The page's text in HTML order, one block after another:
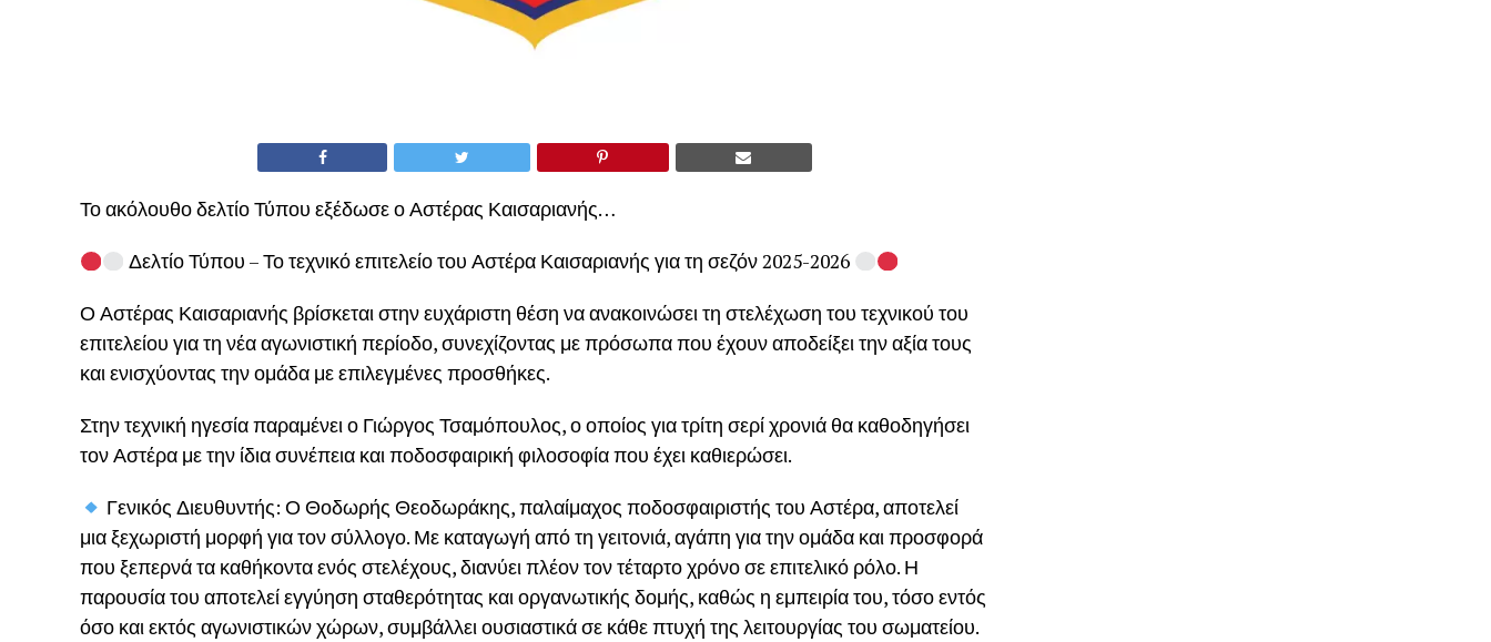
Το ακόλουθο δελτίο Τύπου εξέδωσε ο Αστέρας Καισαριανής…
Δελτίο Τύπου – Το τεχνικό επιτελείο του Αστέρα Καισαριανής για τη σεζόν 2025-2026
Ο Αστέρας Καισαριανής βρίσκεται στην ευχάριστη θέση να ανακοινώσει τη στελέχωση του τεχνικού του
επιτελείου για τη νέα αγωνιστική περίοδο, συνεχίζοντας με πρόσωπα που έχουν αποδείξει την αξία τους
και ενισχύοντας την ομάδα με επιλεγμένες προσθήκες.
Στην τεχνική ηγεσία παραμένει ο Γιώργος Τσαμόπουλος, ο οποίος για τρίτη σερί χρονιά θα καθοδηγήσει
τον Αστέρα με την ίδια συνέπεια και ποδοσφαιρική φιλοσοφία που έχει καθιερώσει.
Γενικός Διευθυντής: Ο Θοδωρής Θεοδωράκης, παλαίμαχος ποδοσφαιριστής του Αστέρα, αποτελεί
μια ξεχωριστή μορφή για τον σύλλογο. Με καταγωγή από τη γειτονιά, αγάπη για την ομάδα και προσφορά
που ξεπερνά τα καθήκοντα ενός στελέχους, διανύει πλέον τον τέταρτο χρόνο σε επιτελικό ρόλο. Η
παρουσία του αποτελεί εγγύηση σταθερότητας και οργανωτικής δομής, καθώς η εμπειρία του, τόσο εντός
όσο και εκτός αγωνιστικών χώρων, συμβάλλει ουσιαστικά σε κάθε πτυχή της λειτουργίας του σωματείου.